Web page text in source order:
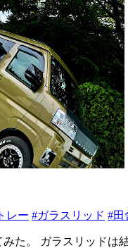
レー #ガラスリッド #田
た。 ガラスリッドは